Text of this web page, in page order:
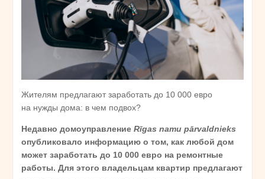
Жителям предлагают заработать до 10 000 евро
на нужды дома: в чем подвох?
Недавно домоуправление Rīgas namu pārvaldnieks
опубликовало информацию о том, как любой дом
может заработать до 10 000 евро на ремонтные
работы. Для этого владельцам квартир предлагают